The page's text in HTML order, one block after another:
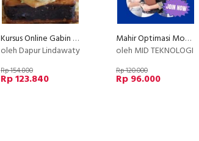
Kursus Online Gabin Fla Dapur Lindawaty PU
oleh Dapur Lindawaty
Rp 154.800
Rp 123.840
Mahir Optimasi Modem Orbit dan Router WIFI
oleh MID TEKNOLOGI
Rp 120.000
Rp 96.000